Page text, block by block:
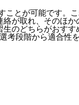
ことが可能です。
が取れ、そのほか
のどちらがおす
段階から適合性